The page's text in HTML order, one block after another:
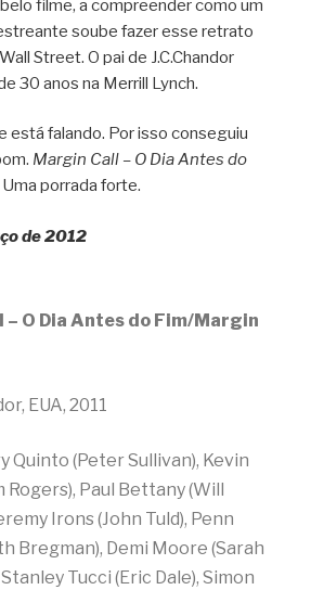
filme, a compreender como um
soube fazer esse retrato
Street. O pai de J.C.Chandor
30 anos na Merrill Lynch.
está falando. Por isso conseguiu
Margin Call – O Dia Antes do
porrada forte.
de 2012
– O Dia Antes do Fim/Margin
EUA, 2011
Quinto (Peter Sullivan), Kevin
Rogers), Paul Bettany (Will
Irons (John Tuld), Penn
Bregman), Demi Moore (Sarah
Tucci (Eric Dale), Simon